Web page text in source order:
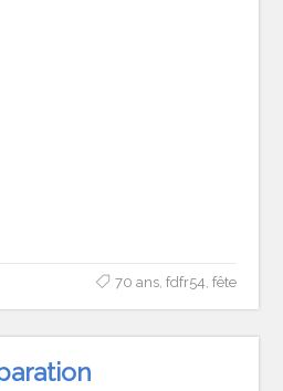
70 ans, fdfr54, fête